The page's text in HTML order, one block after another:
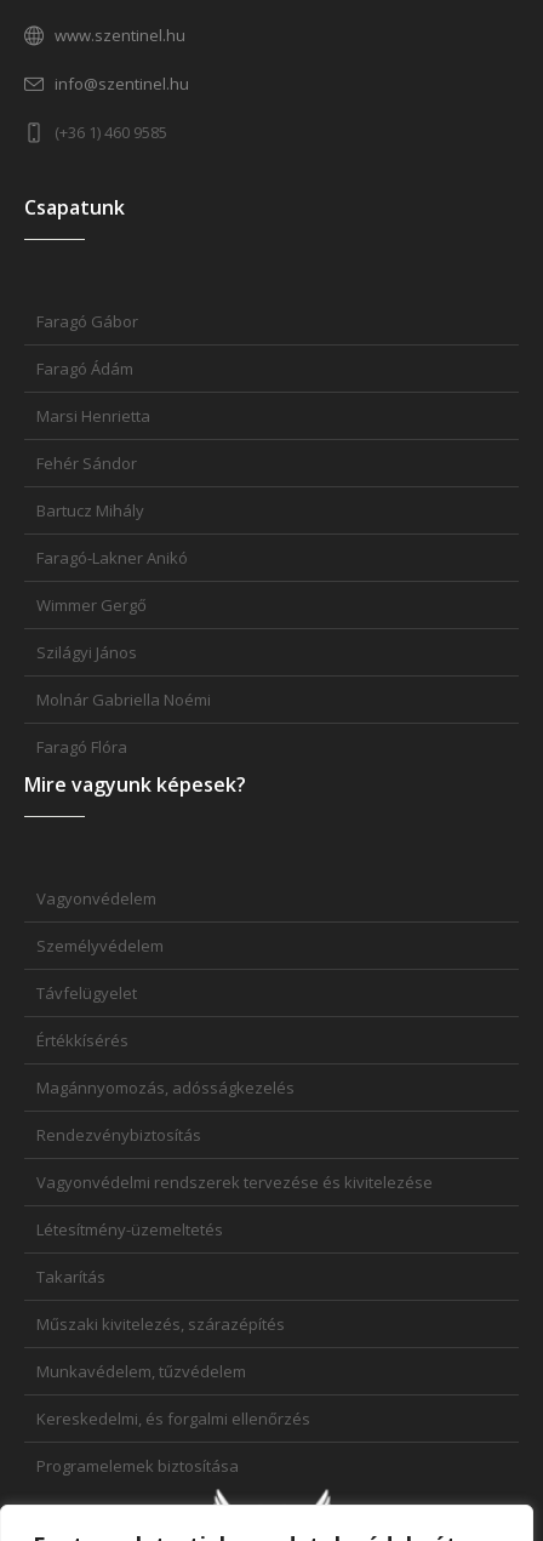
www.szentinel.hu
info@szentinel.hu
(+36 1) 460 9585
Csapatunk
Faragó Gábor
Faragó Ádám
Marsi Henrietta
Fehér Sándor
Bartucz Mihály
Faragó-Lakner Anikó
Wimmer Gergő
Szilágyi János
Molnár Gabriella Noémi
Faragó Flóra
Mire vagyunk képesek?
Vagyonvédelem
Személyvédelem
Távfelügyelet
Értékkísérés
Magánnyomozás, adósságkezelés
Rendezvénybiztosítás
Vagyonvédelmi rendszerek tervezése és kivitelezése
Létesítmény-üzemeltetés
Takarítás
Műszaki kivitelezés, szárazépítés
Munkavédelem, tűzvédelem
Kereskedelmi, és forgalmi ellenőrzés
Programelemek biztosítása